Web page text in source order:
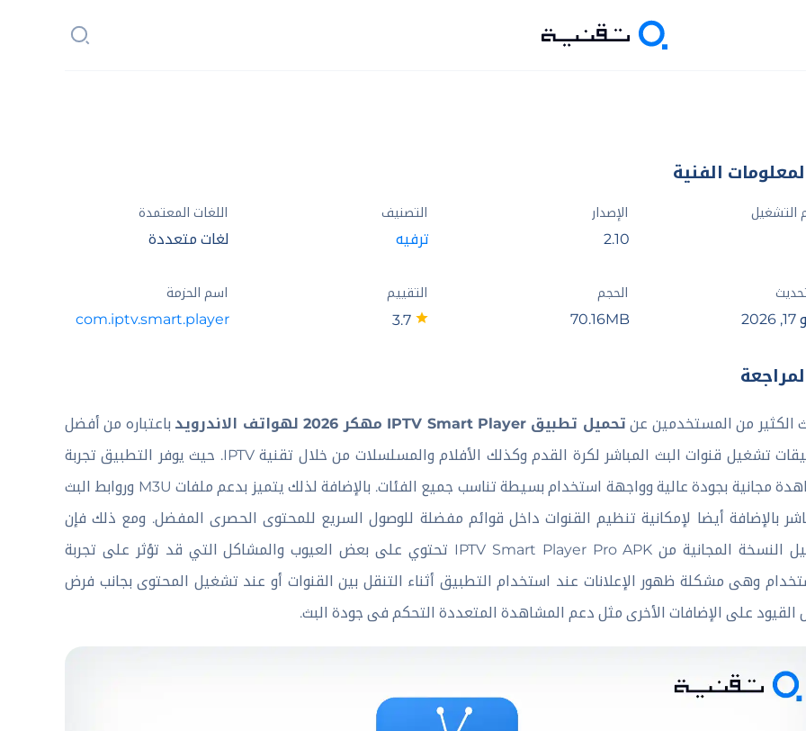
الفنية
التشغيل الإصدار
2.10
التصنيف
ترفيه
اللغات المعتمدة
لغات متعددة
الحجم
70.16MB
التقييم اسم الحزمة
com.iptv.smart.player
الكثير من المستخدمين عن تحميل تطبيق IPTV Smart Player مهكر 2026 لهواتف الاندرويد
باعتباره من أفضل
تطبيقات تشغيل قنوات البث المباشر لكرة القدم وكذلك الأفلام والمسلسلات من خلال تقنية IPTV. حيث يوفر التطبيق تجربة
مشاهدة مجانية بجودة عالية وواجهة استخدام بسيطة تناسب جميع الفئات. بالإضافة لذلك يتميز بدعم ملفات M3U وروابط البث
بالإضافة أيضا لإمكانية تنظيم القنوات داخل قوائم مفضلة للوصول السريع للمحتوى الحصرى المفضل. ومع ذلك فإن
تحميل النسخة المجانية من IPTV Smart Player Pro APK تحتوي على بعض العيوب والمشاكل التي قد تؤثر على تجربة
وهى مشكلة ظهور الإعلانات عند استخدام التطبيق أثناء التنقل بين القنوات أو عند تشغيل المحتوى بجانب فرض
القيود على الإضافات الأخرى مثل دعم المشاهدة المتعددة التحكم فى جودة البث.